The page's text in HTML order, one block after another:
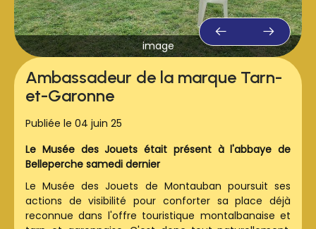
image
Ambassadeur de la marque Tarn-
et-Garonne
Publiée le 04 juin 25
Le Musée des Jouets était présent à l'abbaye de
Belleperche samedi dernier
Le Musée des Jouets de Montauban poursuit ses
actions de visibilité pour conforter sa place déjà
reconnue dans l'offre touristique montalbanaise et